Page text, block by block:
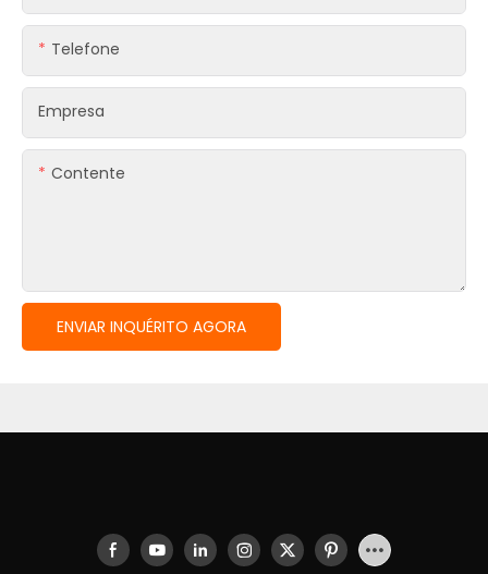
Telefone
Empresa
Contente
ENVIAR INQUÉRITO AGORA